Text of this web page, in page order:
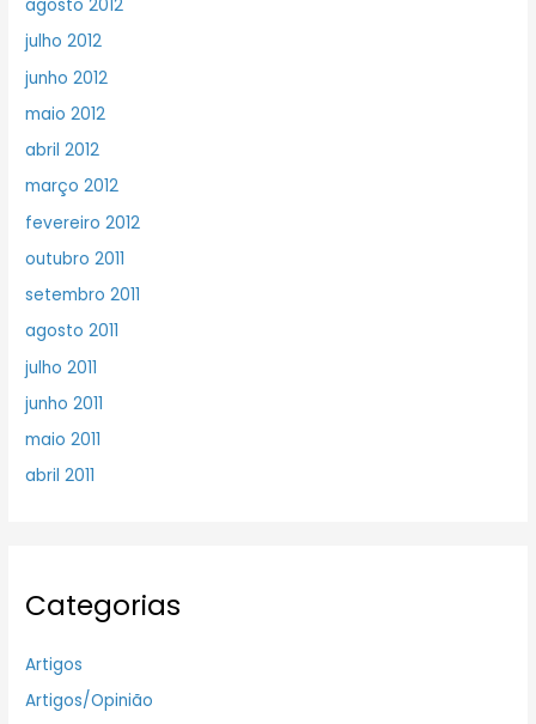
agosto 2012
julho 2012
junho 2012
maio 2012
abril 2012
março 2012
fevereiro 2012
outubro 2011
setembro 2011
agosto 2011
julho 2011
junho 2011
maio 2011
abril 2011
Categorias
Artigos
Artigos/Opinião